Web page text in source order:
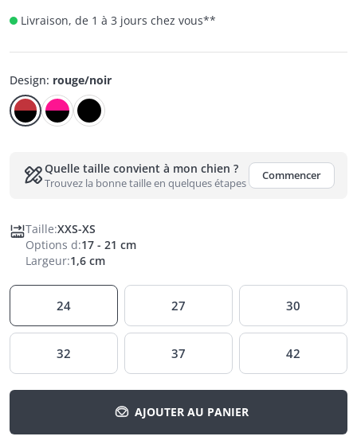
Livraison, de 1 à 3 jours chez vous**
Design: rouge/noir
Quelle taille convient à mon chien ?
Trouvez la bonne taille en quelques étapes
Commencer
Taille:XXS-XS
Options d:17 - 21 cm
Largeur:1,6 cm
24 27 30
32 37 42
AJOUTER AU PANIER